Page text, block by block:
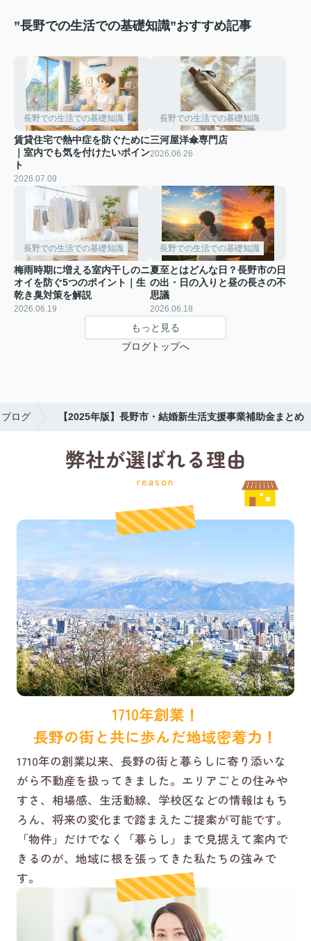
”長野での生活での基礎知識”おすすめ記事
長野での生活での基礎知識
賃貸住宅で熱中症を防ぐために
｜室内でも気を付けたいポイン
ト
2026.07.09
長野での生活での基礎知識
三河屋洋傘専門店
2026.06.26
長野での生活での基礎知識
梅雨時期に増える室内干しのニ
オイを防ぐ5つのポイント｜生
乾き臭対策を解説
2026.06.19
長野での生活での基礎知識
夏至とはどんな日？長野市の日
の出・日の入りと昼の長さの不
思議
2026.06.18
もっと見る
ブログトップへ
ブログ 【2025年版】長野市・結婚新生活支援事業補助金まとめ
弊社が選ばれる理由
reason
1710年創業！
長野の街と共に歩んだ地域密着力！
1710年の創業以来、長野の街と暮らしに寄り添いな
がら不動産を扱ってきました。エリアごとの住みや
すさ、相場感、生活動線、学校区などの情報はもち
ろん、将来の変化まで踏まえたご提案が可能です。
「物件」だけでなく「暮らし」まで見据えて案内で
きるのが、地域に根を張ってきた私たちの強みで
す。